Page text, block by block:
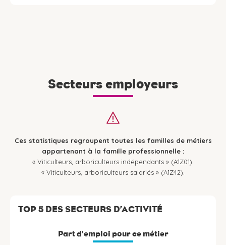
Secteurs employeurs
Ces statistiques regroupent toutes les familles de métiers
appartenant à la famille professionnelle :
« Viticulteurs, arboriculteurs indépendants » (A1Z01).
« Viticulteurs, arboriculteurs salariés » (A1Z42).
TOP 5 DES SECTEURS D’ACTIVITÉ
Part d'emploi pour ce métier